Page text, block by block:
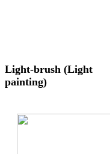
Light-brush (Light
painting)